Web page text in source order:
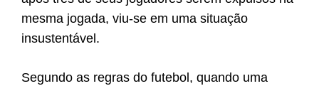
mesma jogada, viu-se em uma situação
insustentável.
Segundo as regras do futebol, quando uma